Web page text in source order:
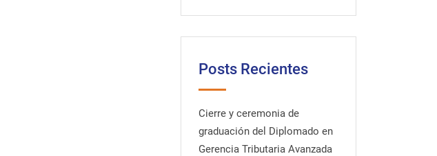
Posts Recientes
Cierre y ceremonia de
graduación del Diplomado en
Gerencia Tributaria Avanzada